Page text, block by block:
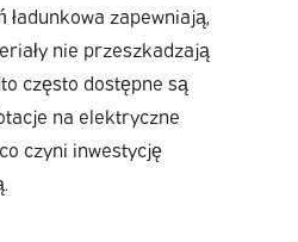
zapewniają,
nie przeszkadzają
często dostępne są
na elektryczne
czyni inwestycję